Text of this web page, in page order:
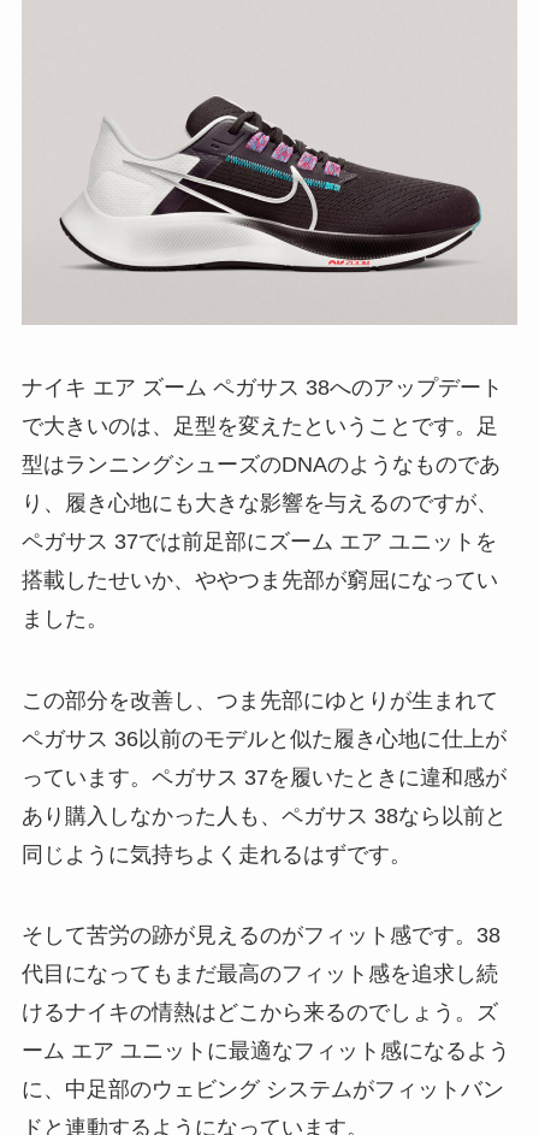
ナイキ エア ズーム ペガサス 38へのアップデート
で大きいのは、足型を変えたということです。足
型はランニングシューズのDNAのようなものであ
り、履き心地にも大きな影響を与えるのですが、
ペガサス 37では前足部にズーム エア ユニットを
搭載したせいか、ややつま先部が窮屈になってい
ました。
この部分を改善し、つま先部にゆとりが生まれて
ペガサス 36以前のモデルと似た履き心地に仕上が
っています。ペガサス 37を履いたときに違和感が
あり購入しなかった人も、ペガサス 38なら以前と
同じように気持ちよく走れるはずです。
そして苦労の跡が見えるのがフィット感です。38
代目になってもまだ最高のフィット感を追求し続
けるナイキの情熱はどこから来るのでしょう。ズ
ーム エア ユニットに最適なフィット感になるよう
に、中足部のウェビング システムがフィットバン
ドと連動するようになっています。